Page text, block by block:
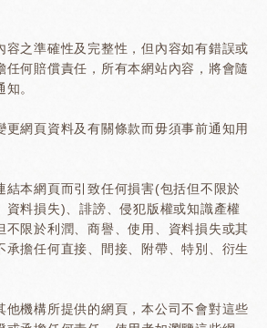
容之準確性及完整性，但內容如有錯誤或
任何賠償責任，所有本網站內容，將會隨
。
更網頁資料及有關條款而毋須事前通知用
結本網頁而引致任何損害(包括但不限於
資料損失)、誹謗、侵犯版權或知識產權
不限於利潤、商譽、使用、資料損失或其
承擔任何直接、間接、附帶、特別、衍生
他機構所提供的網頁，本公司不會對這些